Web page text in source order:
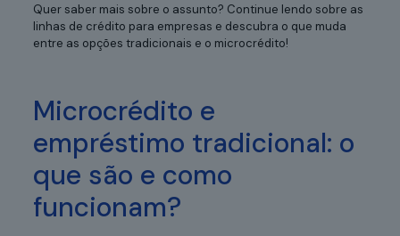
Quer saber mais sobre o assunto? Continue lendo sobre as
linhas de crédito para empresas e descubra o que muda
entre as opções tradicionais e o microcrédito!
Microcrédito e
empréstimo tradicional: o
que são e como
funcionam?